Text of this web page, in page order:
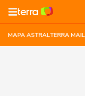
MAPA ASTRALTERRA MAIL